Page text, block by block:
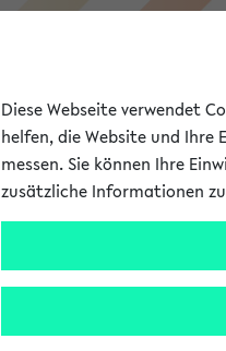
Universität
Diese Webseite verwendet
helfen, die Website und Ihre
messen. Sie können Ihre
zusätzliche Informationen